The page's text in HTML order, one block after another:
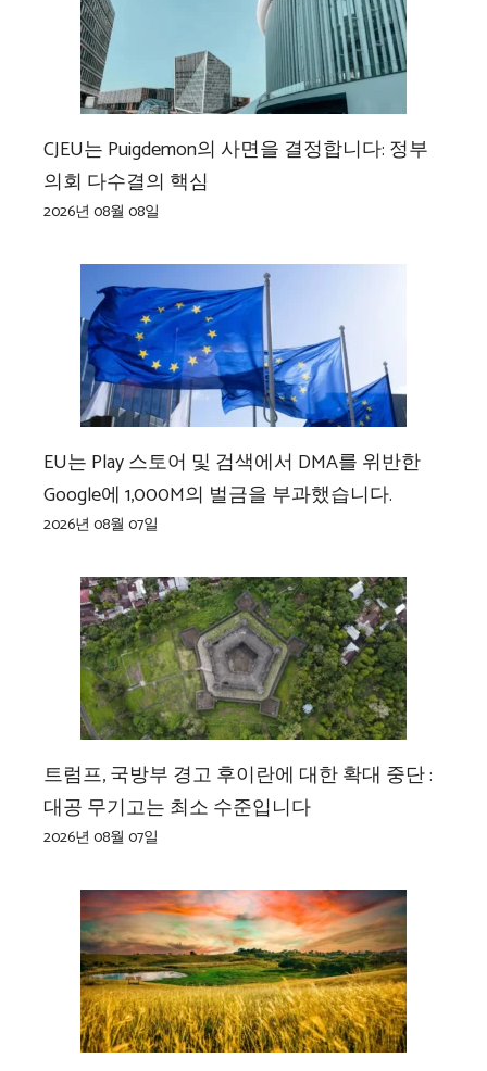
CJEU는 Puigdemon의 사면을 결정합니다: 정부
의회 다수결의 핵심
2026년 08월 08일
EU는 Play 스토어 및 검색에서 DMA를 위반한
Google에 1,000M의 벌금을 부과했습니다.
2026년 08월 07일
트럼프, 국방부 경고 후이란에 대한 확대 중단 :
대공 무기고는 최소 수준입니다
2026년 08월 07일